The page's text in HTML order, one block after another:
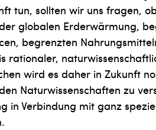
tun, sollten wir uns fragen,
globalen Erderwärmung,
begrenzten
rationaler,
wird es daher in Zukunft
Naturwissenschaften zu
in Verbindung mit ganz